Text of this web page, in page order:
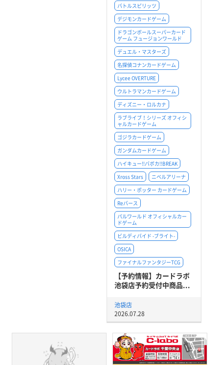
バトルスピリッツ
デジモンカードゲーム
ドラゴンボールスーパーカード
ゲーム フュージョンワールド
デュエル・マスターズ
名探偵コナンカードゲーム
Lycee OVERTURE
ウルトラマンカードゲーム
ディズニー・ロルカナ
ラブライブ！シリーズ オフィシ
ャルカードゲーム
ゴジラカードゲーム
ガンダムカードゲーム
ハイキュー!!バボカ!!BREAK
Xross Stars
ニベルアリーナ
ハリー・ポッター カードゲーム
Reバース
パルワールド オフィシャルカー
ドゲーム
ビルディバイド -ブライト-
OSICA
ファイナルファンタジーTCG
【予約情報】カードラボ
池袋店予約受付中商品...
池袋店
2026.07.28